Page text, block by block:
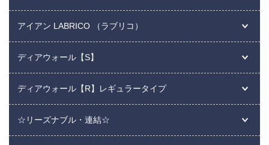
アイアン LABRICO （ラブリコ）
ディアウォール【S】
ディアウォール【R】レギュラータイプ
☆リーズナブル・連結☆